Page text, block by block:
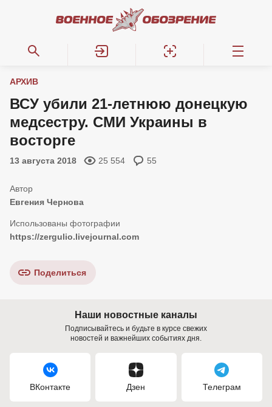
АРХИВ
ВСУ убили 21-летнюю донецкую
медсестру. СМИ Украины в
восторге
13 августа 2018 25 554 55
Евгения Чернова
https://zergulio.livejournal.com
Поделиться
Наши новостные каналы
Подписывайтесь и будьте в курсе свежих
новостей и важнейших событиях дня.
ВКонтакте Дзен Телеграм